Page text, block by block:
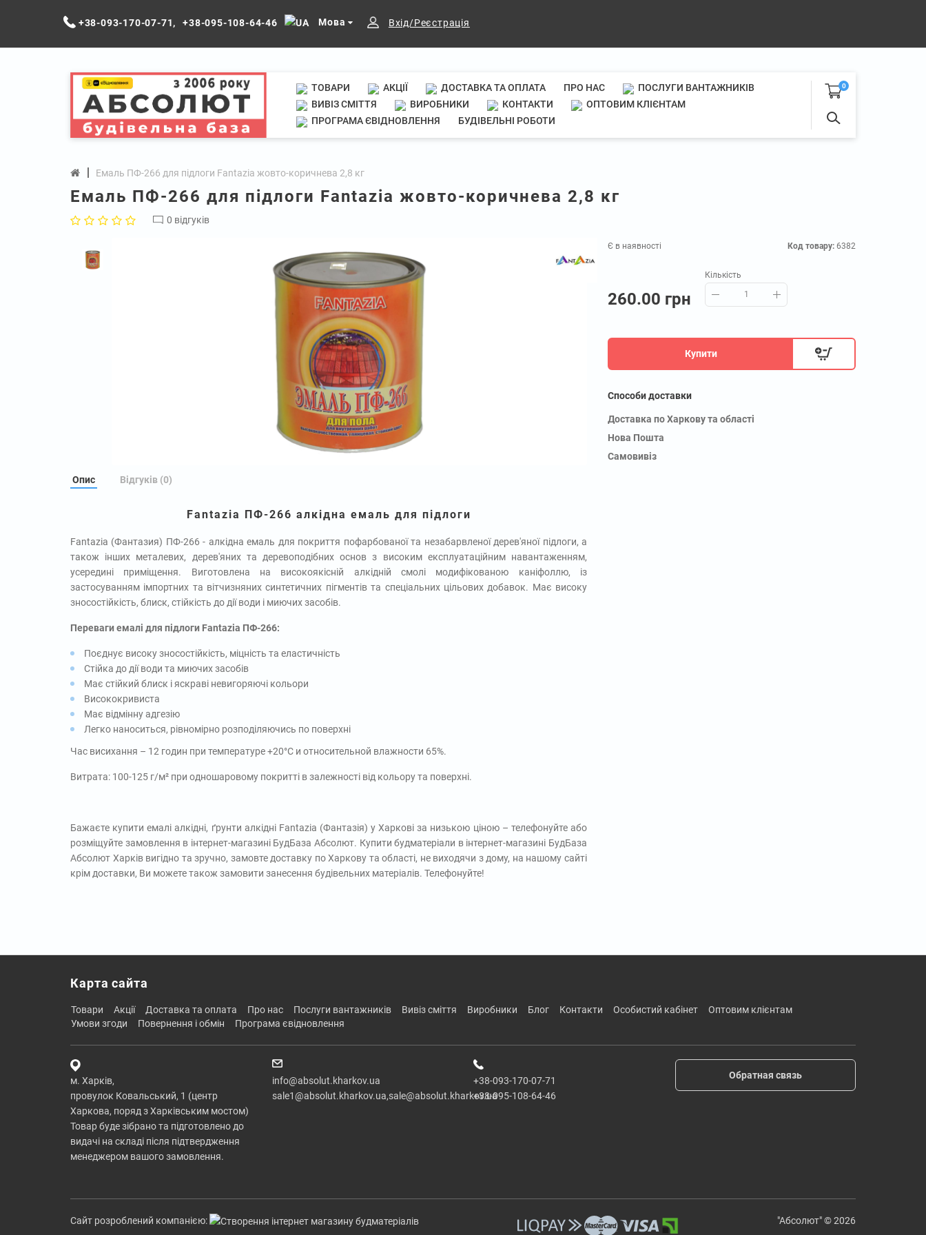
+38-093-170-07-71, +38-095-108-64-46 Мова Вхід/Реєстрація
ТОВАРИ АКЦІЇ ДОСТАВКА ТА ОПЛАТА ПРО НАС
ПОСЛУГИ ВАНТАЖНИКІВ
ВИВІЗ СМІТТЯ
ВИРОБНИКИ КОНТАКТИ
ОПТОВИМ КЛІЄНТАМ
ПРОГРАМА ЄВІДНОВЛЕННЯ
БУДІВЕЛЬНІ РОБОТИ
0
Емаль ПФ-266 для підлоги Fantazia жовто-коричнева 2,8 кг
Емаль ПФ-266 для підлоги Fantazia жовто-коричнева 2,8 кг
0 відгуків
Опис Відгуків (0)
Fantazia ПФ-266 алкідна емаль для підлоги
Fantazia (Фантазия) ПФ-266 - алкідна емаль для покриття пофарбованої та незабарвленої дерев'яної підлоги, а
також інших металевих, дерев'яних та деревоподібних основ з високим експлуатаційним навантаженням,
усередині приміщення. Виготовлена ​​на високоякісній алкідній смолі модифікованою каніфоллю, із
застосуванням імпортних та вітчизняних синтетичних пігментів та спеціальних цільових добавок. Має високу
зносостійкість, блиск, стійкість до дії води і миючих засобів.
Переваги емалі для підлоги Fantazia ПФ-266:
Поєднує високу зносостійкість, міцність та еластичність
Стійка до дії води та миючих засобів
Має стійкий блиск і яскраві невигоряючі кольори
Висококривиста
Має відмінну адгезію
Легко наноситься, рівномірно розподіляючись по поверхні
Час висихання – 12 годин при температуре +20°С и относительной влажности 65%.
Витрата: 100-125 г/м² при одношаровому покритті в залежності від кольору та поверхні.
Бажаєте купити емалі алкідні, ґрунти алкідні Fantazia (Фантазія) у Харкові за низькою ціною – телефонуйте або
розміщуйте замовлення в інтернет-магазині БудБаза Абсолют. Купити будматеріали в інтернет-магазині БудБаза
Абсолют Харків вигідно та зручно, замовте доставку по Харкову та області, не виходячи з дому, на нашому сайті
крім доставки, Ви можете також замовити занесення будівельних матеріалів. Телефонуйте!
Є в наявності Код товару: 6382
260.00 грн
Кількість
Купити
Способи доставки
Доставка по Харкову та області
Нова Пошта
Самовивіз
Карта сайта
товари акції доставка та оплата про нас послуги вантажників вивіз сміття виробники блог контакти особистий кабінет
оптовим клієнтам
умови згоди
повернення і обмін програма євідновлення
м. Харків,
провулок Ковальський, 1 (центр
Харкова, поряд з Харківським мостом)
Товар буде зібрано та підготовлено до
видачі на складі після підтвердження
менеджером вашого замовлення.
info@absolut.kharkov.ua
sale1@absolut.kharkov.ua,sale@absolut.kharkov.ua
+38-093-170-07-71
+38-095-108-64-46
Обратная связь
Сайт розроблений компанією: "Абсолют" © 2026